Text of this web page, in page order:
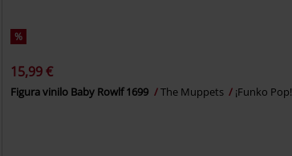
%
15,99 €
Figura vinilo Baby Rowlf 1699 The Muppets ¡Funko Pop!